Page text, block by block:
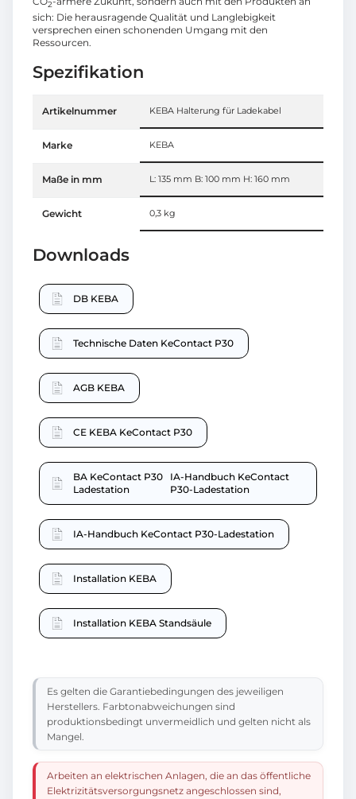
2
sich: Die herausragende Qualität und Langlebigkeit
versprechen einen schonenden Umgang mit den
Ressourcen.
Spezifikation
Artikelnummer KEBA Halterung für Ladekabel
Marke KEBA
Maße in mm L: 135 mm B: 100 mm H: 160 mm
Gewicht 0,3 kg
Downloads
DB KEBA
Technische Daten KeContact P30
AGB KEBA
CE KEBA KeContact P30
BA KeContact P30
Ladestation
IA-Handbuch KeContact
P30-Ladestation
IA-Handbuch KeContact P30-Ladestation
Installation KEBA
Installation KEBA Standsäule
Es gelten die Garantiebedingungen des jeweiligen
Herstellers. Farbtonabweichungen sind
produktionsbedingt unvermeidlich und gelten nicht als
Mangel.
Arbeiten an elektrischen Anlagen, die an das öffentliche
Elektrizitätsversorgungsnetz angeschlossen sind,